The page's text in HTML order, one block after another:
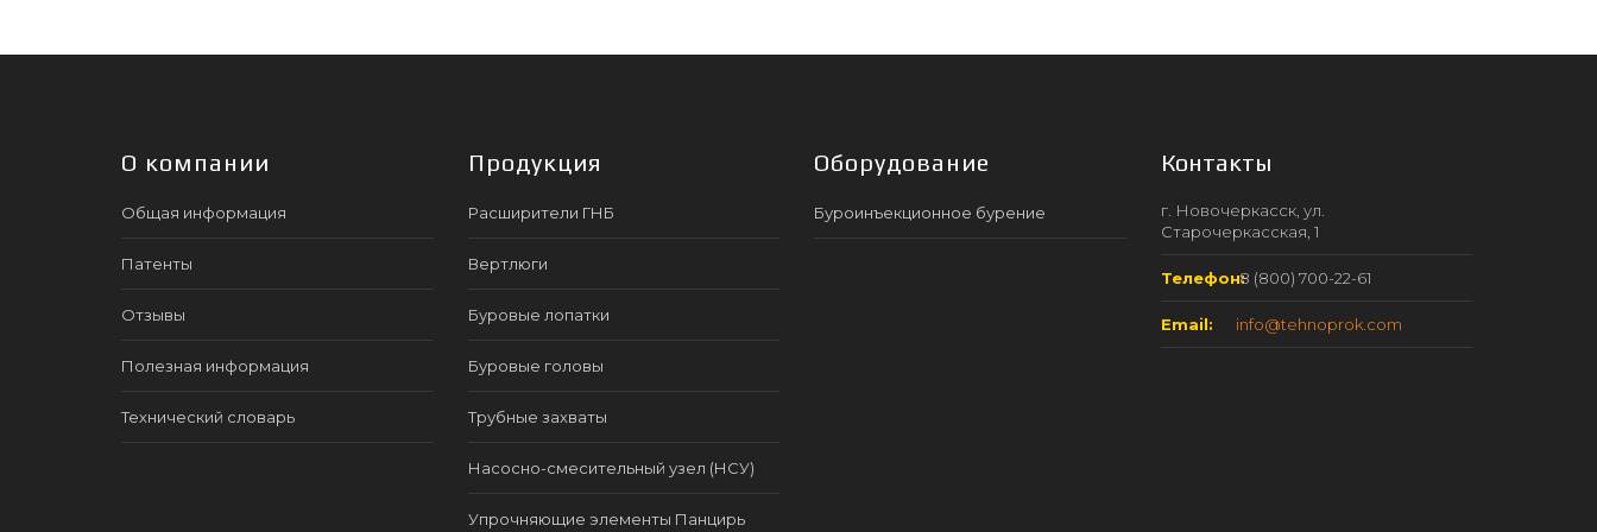
О компании
Общая информация
Патенты
Отзывы
Полезная информация
Технический словарь
Продукция
Расширители ГНБ
Вертлюги
Буровые лопатки
Буровые головы
Трубные захваты
Насосно-смесительный узел (НСУ)
Упрочняющие элементы Панцирь
Оборудование
Буроинъекционное бурение
Контакты
г. Новочеркасск, ул.
Старочеркасская, 1
Телефон:8 (800) 700-22-61
Email: info@tehnoprok.com